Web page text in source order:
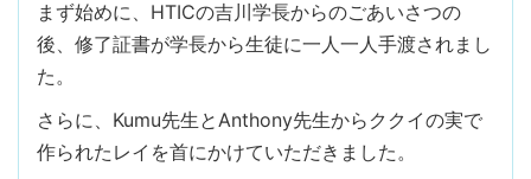
まず始めに、HTICの吉川学長からのごあいさつの
後、修了証書が学長から生徒に一人一人手渡されまし
た。
さらに、Kumu先生とAnthony先生からククイの実で
作られたレイを首にかけていただきました。